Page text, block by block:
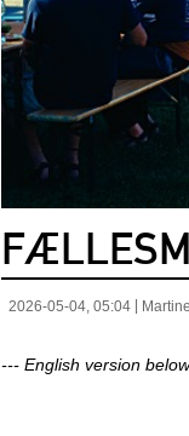
2026-05-04, 05:04
--- English version